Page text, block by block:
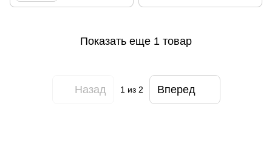
Показать еще 1 товар
Назад 1 из 2 Вперед